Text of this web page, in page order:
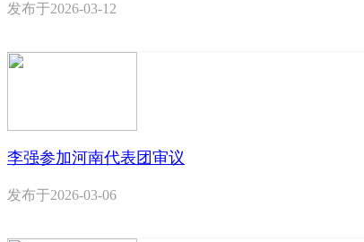
发布于2026-03-12
李强参加河南代表团审议
发布于2026-03-06